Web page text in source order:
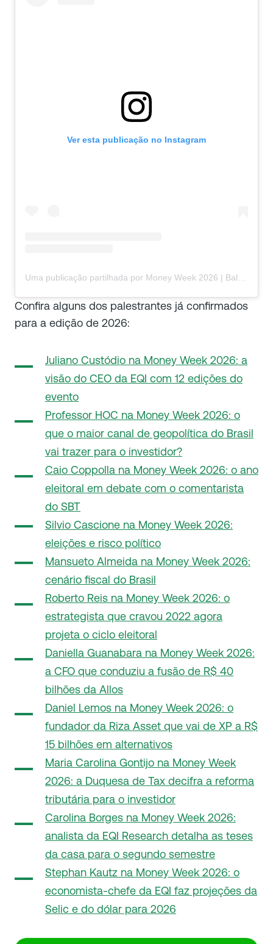
Ver esta publicação no Instagram
Confira alguns dos palestrantes já confirmados
para a edição de 2026:
Juliano Custódio na Money Week 2026: a
visão do CEO da EQI com 12 edições do
evento
Professor HOC na Money Week 2026: o
que o maior canal de geopolítica do Brasil
vai trazer para o investidor?
Caio Coppolla na Money Week 2026: o ano
eleitoral em debate com o comentarista
do SBT
Silvio Cascione na Money Week 2026:
eleições e risco político
Mansueto Almeida na Money Week 2026:
cenário fiscal do Brasil
Roberto Reis na Money Week 2026: o
estrategista que cravou 2022 agora
projeta o ciclo eleitoral
Daniella Guanabara na Money Week 2026:
a CFO que conduziu a fusão de R$ 40
bilhões da Allos
Daniel Lemos na Money Week 2026: o
fundador da Riza Asset que vai de XP a R$
15 bilhões em alternativos
Maria Carolina Gontijo na Money Week
2026: a Duquesa de Tax decifra a reforma
tributária para o investidor
Carolina Borges na Money Week 2026:
analista da EQI Research detalha as teses
da casa para o segundo semestre
Stephan Kautz na Money Week 2026: o
economista-chefe da EQI faz projeções da
Selic e do dólar para 2026